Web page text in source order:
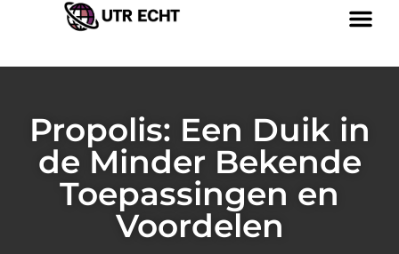
Propolis: Een Duik in
de Minder Bekende
Toepassingen en
Voordelen